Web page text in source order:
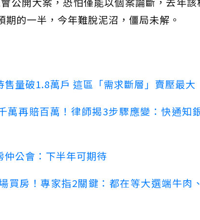
的一半，今年難脫泥沼，僵局未解。
量破1.8萬戶 這區「需求斷層」賣壓最大
萬再賠百萬！律師揭3步驟應變：快通知
公會：下半年可期待
買房！專家指2關鍵：都在等大選端牛肉